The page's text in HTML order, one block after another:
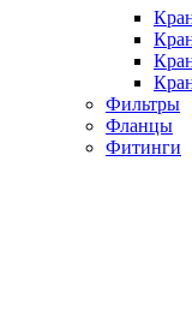
Фильтры
Фланцы
Фитинги